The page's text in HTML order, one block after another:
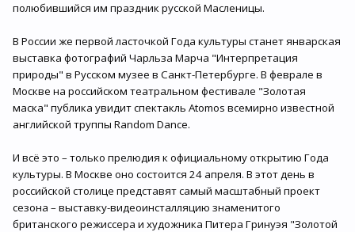
полюбившийся им праздник русской Масленицы.
В России же первой ласточкой Года культуры станет январская
выставка фотографий Чарльза Марча "Интерпретация
природы" в Русском музее в Санкт-Петербурге. В феврале в
Москве на российском театральном фестивале "Золотая
маска" публика увидит спектакль Atomos всемирно известной
английской труппы Random Dance.
И всё это – только прелюдия к официальному открытию Года
культуры. В Москве оно состоится 24 апреля. В этот день в
российской столице представят самый масштабный проект
сезона – выставку-видеоинсталляцию знаменитого
британского режиссера и художника Питера Гринуэя "Золотой